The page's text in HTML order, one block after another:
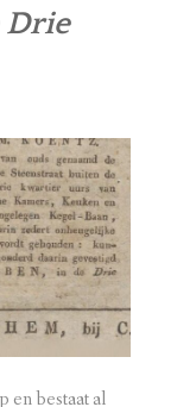
Drie
en bestaat al